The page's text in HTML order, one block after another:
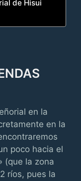
de Hisui
en la
en la
poco hacia el
(que la zona
ríos, pues la